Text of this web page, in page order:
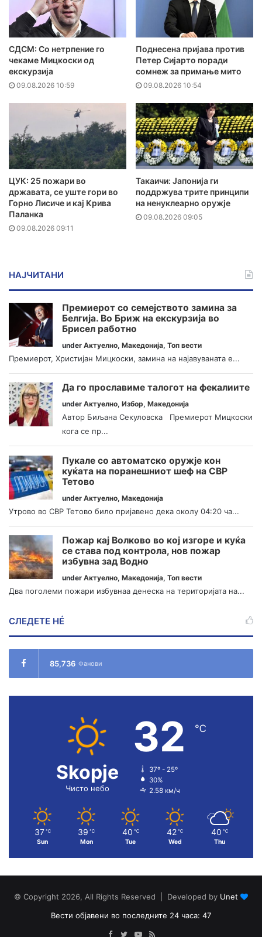
СДСМ: Со нетрпение го
чекаме Мицкоски од
екскурзија
09.08.2026 10:59
Поднесена пријава против
Петер Сијарто поради
сомнеж за примање мито
09.08.2026 10:54
ЦУК: 25 пожари во
државата, се уште гори во
Горно Лисиче и кај Крива
Паланка
09.08.2026 09:11
Такаичи: Јапонија ги
поддржува трите принципи
на ненуклеарно оружје
09.08.2026 09:05
НАЈЧИТАНИ
Премиерот со семејството замина за
Белгија. Во Бриж на екскурзија во
Брисел работно
under Актуелно, Македонија, Топ вести
Премиерот, Христијан Мицкоски, замина на најавуваната е...
Да го прославиме талогот на фекалиите
under Актуелно, Избор, Македонија
Автор Биљана Секуловска Премиерот Мицкоски
кога се пр...
Пукале со автоматско оружје кон
куќата на поранешниот шеф на СВР
Тетово
under Актуелно, Македонија
Утрово во СВР Тетово било пријавено дека околу 04:20 ча...
Пожар кај Волково во кој изгоре и куќа
се става под контрола, нов пожар
избувна зад Водно
under Актуелно, Македонија, Топ вести
Два поголеми пожари избувнаа денеска на територијата на...
СЛЕДЕТЕ НÉ
85,736 Фанови
Skopje
Чисто небо
32 ℃
37º - 25º
30%
2.58 км/ч
37 ℃
Sun
39 ℃
Mon
40 ℃
Tue
42 ℃
Wed
40 ℃
Thu
© Copyright 2026, All Rights Reserved | Developed by Unet
Вести објавени во последните 24 часа: 47
Facebook
TwitterYouTube
RSS